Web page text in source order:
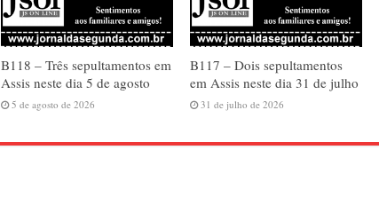
B118 – Três sepultamentos em
Assis neste dia 5 de agosto
5 de agosto de 2026
B117 – Dois sepultamentos
em Assis neste dia 31 de julho
31 de julho de 2026